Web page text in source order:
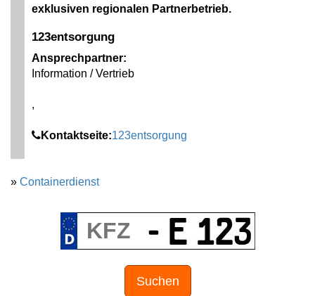
exklusiven regionalen Partnerbetrieb.
123entsorgung
Ansprechpartner:
Information / Vertrieb
,
Kontaktseite:123entsorgung
» Containerdienst
Suchen